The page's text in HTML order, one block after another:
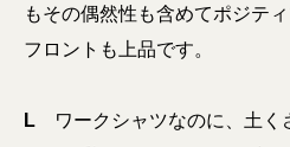
もその偶然性も含めてポジテ
フロントも上品です。
L ワークシャツなのに、土く